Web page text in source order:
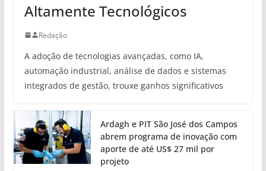
Altamente Tecnológicos
Redação
A adoção de tecnologias avançadas, como IA,
automação industrial, análise de dados e sistemas
integrados de gestão, trouxe ganhos significativos
Ardagh e PIT São José dos Campos
abrem programa de inovação com
aporte de até US$ 27 mil por
projeto